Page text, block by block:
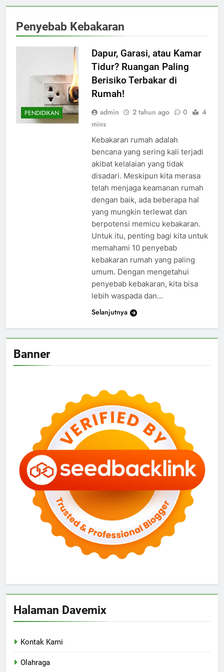
Penyebab Kebakaran
PENDIDIKAN
Dapur, Garasi, atau Kamar
Tidur? Ruangan Paling
Berisiko Terbakar di
Rumah!
admin 2 tahun ago 0
4
mins
Kebakaran rumah adalah
bencana yang sering kali terjadi
akibat kelalaian yang tidak
disadari. Meskipun kita merasa
telah menjaga keamanan rumah
dengan baik, ada beberapa hal
yang mungkin terlewat dan
berpotensi memicu kebakaran.
Untuk itu, penting bagi kita untuk
memahami 10 penyebab
kebakaran rumah yang paling
umum. Dengan mengetahui
penyebab kebakaran, kita bisa
lebih waspada dan…
Selanjutnya
Banner
Halaman Davemix
Kontak Kami
Olahraga